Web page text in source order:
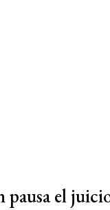
pausa el